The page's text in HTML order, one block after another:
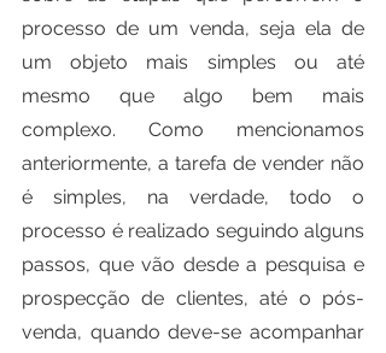
processo de um venda, seja ela de
um objeto mais simples ou até
mesmo que algo bem mais
complexo. Como mencionamos
anteriormente, a tarefa de vender não
é simples, na verdade, todo o
processo é realizado seguindo alguns
passos, que vão desde a pesquisa e
prospecção de clientes, até o pós-
venda, quando deve-se acompanhar